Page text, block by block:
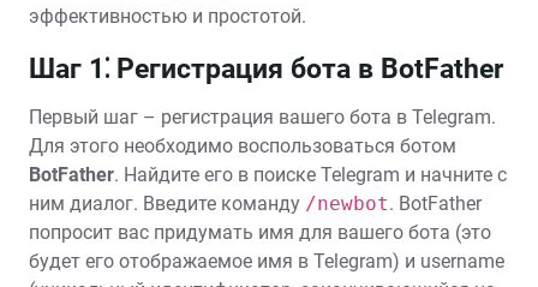
эффективностью и простотой.
Шаг 1⁚ Регистрация бота в BotFather
Первый шаг – регистрация вашего бота в Telegram.
Для этого необходимо воспользоваться ботом
BotFather. Найдите его в поиске Telegram и начните с
ним диалог. Введите команду /newbot. BotFather
попросит вас придумать имя для вашего бота (это
будет его отображаемое имя в Telegram) и username